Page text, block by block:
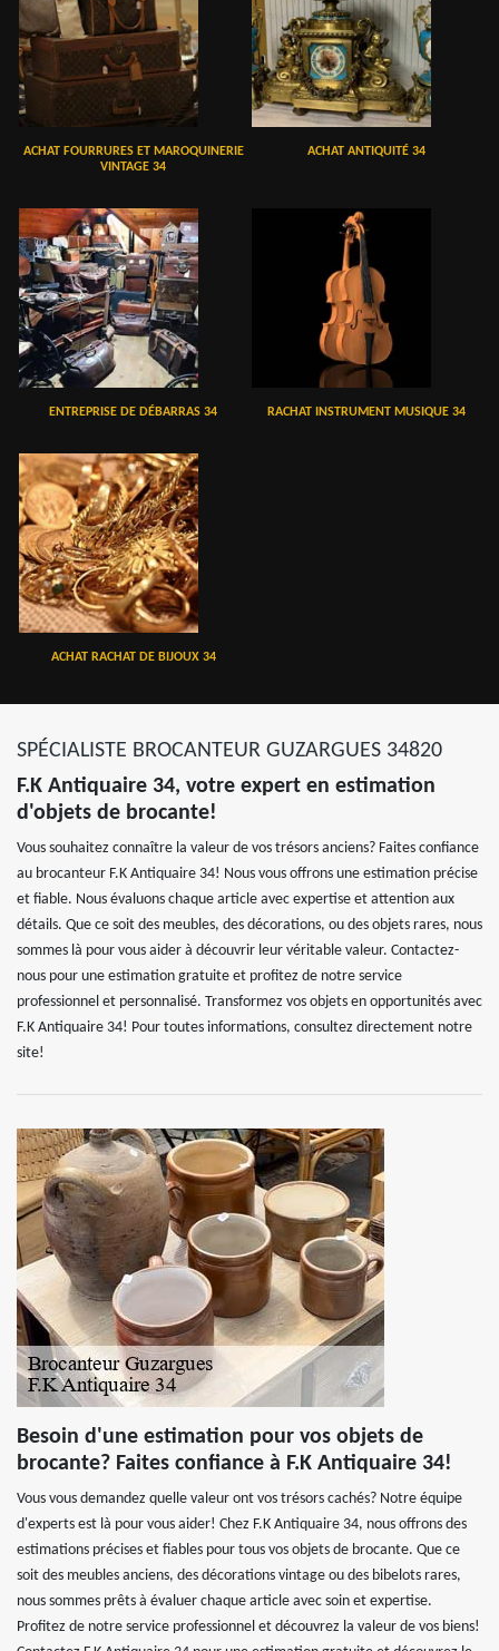
ACHAT FOURRURES ET MAROQUINERIE
VINTAGE 34
ACHAT ANTIQUITÉ 34
ENTREPRISE DE DÉBARRAS 34 RACHAT INSTRUMENT MUSIQUE 34
ACHAT RACHAT DE BIJOUX 34
SPÉCIALISTE BROCANTEUR GUZARGUES 34820
F.K Antiquaire 34, votre expert en estimation
d'objets de brocante!
Vous souhaitez connaître la valeur de vos trésors anciens? Faites confiance
au brocanteur F.K Antiquaire 34! Nous vous offrons une estimation précise
et fiable. Nous évaluons chaque article avec expertise et attention aux
détails. Que ce soit des meubles, des décorations, ou des objets rares, nous
sommes là pour vous aider à découvrir leur véritable valeur. Contactez-
nous pour une estimation gratuite et profitez de notre service
professionnel et personnalisé. Transformez vos objets en opportunités avec
F.K Antiquaire 34! Pour toutes informations, consultez directement notre
site!
Besoin d'une estimation pour vos objets de
brocante? Faites confiance à F.K Antiquaire 34!
Vous vous demandez quelle valeur ont vos trésors cachés? Notre équipe
d'experts est là pour vous aider! Chez F.K Antiquaire 34, nous offrons des
estimations précises et fiables pour tous vos objets de brocante. Que ce
soit des meubles anciens, des décorations vintage ou des bibelots rares,
nous sommes prêts à évaluer chaque article avec soin et expertise.
Profitez de notre service professionnel et découvrez la valeur de vos biens!